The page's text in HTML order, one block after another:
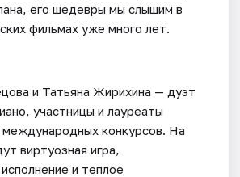
его шедевры мы слышим в
фильмах уже много лет.
и Татьяна Жирихина — дуэт
участницы и лауреаты
международных конкурсов. На
виртуозная игра,
и теплое